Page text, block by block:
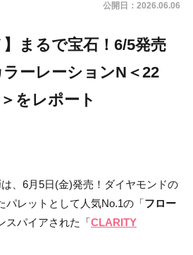
公開日： 2026.06.06
】まるで宝石！6/5発売
ーレーションN＜22
をレポート
、6月5日(金)発売！ダイヤモンドの
パレットとして人気No.1の「フロー
スパイアされた「CLARITY